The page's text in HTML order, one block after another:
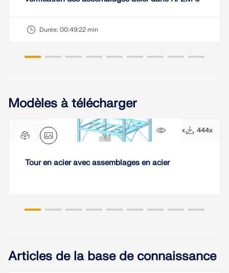
Durée: 00:49:22 min
Modèles à télécharger
1496x 444x
Tour en acier avec assemblages en acier
Articles de la base de connaissance